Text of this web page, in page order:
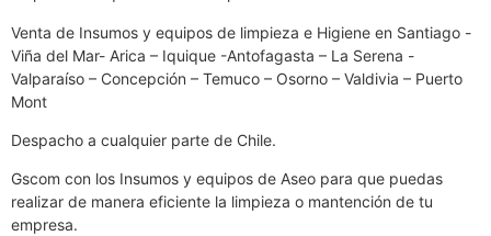
Venta de Insumos y equipos de limpieza e Higiene en Santiago -
Viña del Mar- Arica – Iquique -Antofagasta – La Serena -
Valparaíso – Concepción – Temuco – Osorno – Valdivia – Puerto
Mont
Despacho a cualquier parte de Chile.
Gscom con los Insumos y equipos de Aseo para que puedas
realizar de manera eficiente la limpieza o mantención de tu
empresa.